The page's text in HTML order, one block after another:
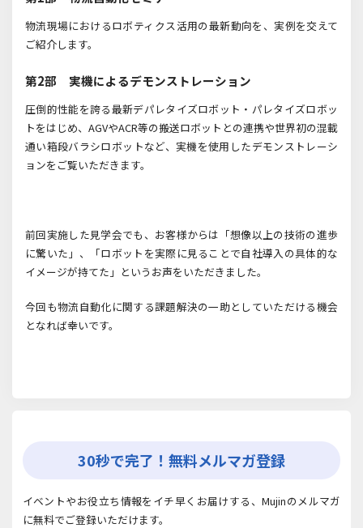
物流現場におけるロボティクス活用の最新動向を、実例を交えて
ご紹介します。
第2部 実機によるデモンストレーション
圧倒的性能を誇る最新デパレタイズロボット・パレタイズロボッ
トをはじめ、AGVやACR等の搬送ロボットとの連携や世界初の混載
通い箱段バラシロボットなど、実機を使用したデモンストレーシ
ョンをご覧いただきます。
前回実施した見学会でも、お客様からは「想像以上の技術の進歩
に驚いた」、「ロボットを実際に見ることで自社導入の具体的な
イメージが持てた」というお声をいただきました。
今回も物流自動化に関する課題解決の一助としていただける機会
となれば幸いです。
30秒で完了！無料メルマガ登録
イベントやお役立ち情報をイチ早くお届けする、Mujinのメルマガ
に無料でご登録いただけます。